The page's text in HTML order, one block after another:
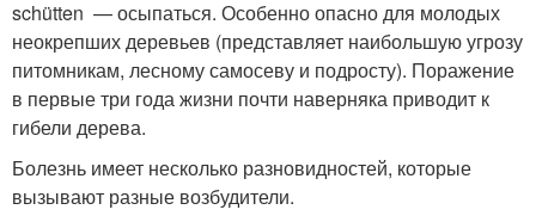
schütten — осыпаться. Особенно опасно для молодых
неокрепших деревьев (представляет наибольшую угрозу
питомникам, лесному самосеву и подросту). Поражение
в первые три года жизни почти наверняка приводит к
гибели дерева.
Болезнь имеет несколько разновидностей, которые
вызывают разные возбудители.